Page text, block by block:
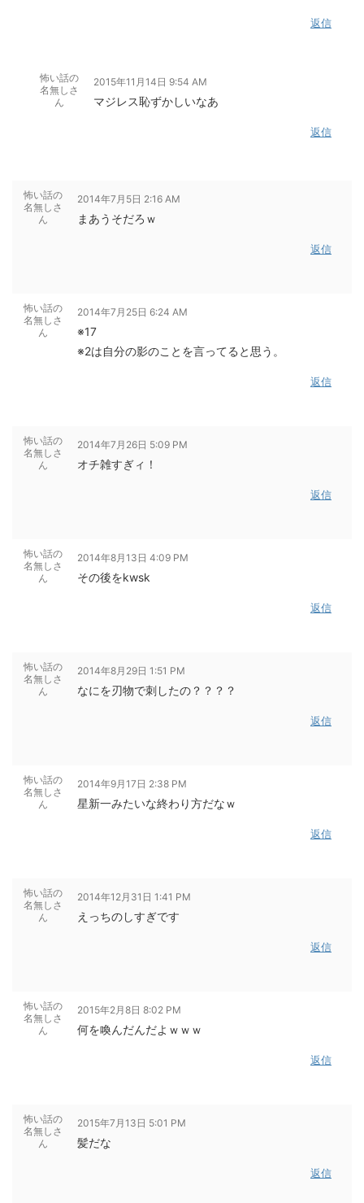
返信
怖い話の
名無しさ
ん
2015年11月14日 9:54 AM
マジレス恥ずかしいなあ
返信
怖い話の
名無しさ
ん
2014年7月5日 2:16 AM
まあうそだろｗ
返信
怖い話の
名無しさ
ん
2014年7月25日 6:24 AM
※17
※2は自分の影のことを言ってると思う。
返信
怖い話の
名無しさ
ん
2014年7月26日 5:09 PM
オチ雑すぎィ！
返信
怖い話の
名無しさ
ん
2014年8月13日 4:09 PM
その後をkwsk
返信
怖い話の
名無しさ
ん
2014年8月29日 1:51 PM
なにを刃物で刺したの？？？？
返信
怖い話の
名無しさ
ん
2014年9月17日 2:38 PM
星新一みたいな終わり方だなｗ
返信
怖い話の
名無しさ
ん
2014年12月31日 1:41 PM
えっちのしすぎです
返信
怖い話の
名無しさ
ん
2015年2月8日 8:02 PM
何を喚んだんだよｗｗｗ
返信
怖い話の
名無しさ
ん
2015年7月13日 5:01 PM
髪だな
返信